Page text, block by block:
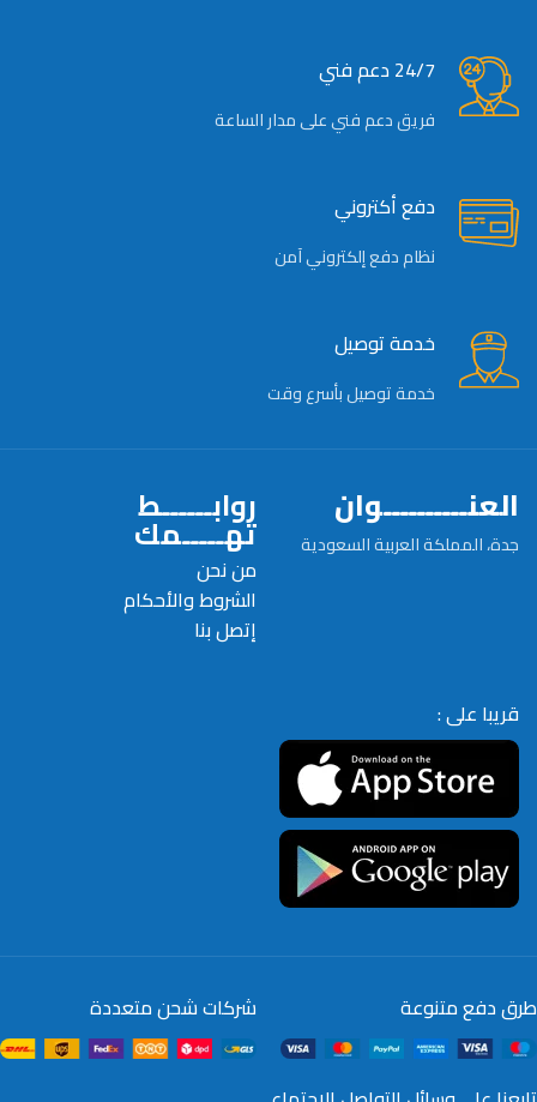
24/7 دعم فني
فريق دعم فني على مدار الساعة
دفع أكتروني
نظام دفع إلكتروني آمن
خدمة توصيل
خدمة توصيل بأسرع وقت
العنــــــــــوان
جدة، المملكة العربية السعودية
روابــــــط
تهـــــمك
من نحن
الشروط والأحكام
إتصل بنا
قريبا على :
طرق دفع متنوعة شركات شحن متعددة